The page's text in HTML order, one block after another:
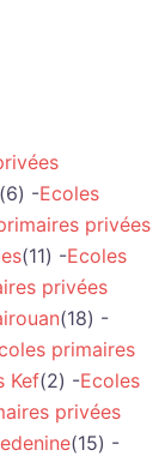
(6) -Ecoles
privées
(11) -Ecoles
privées
(18) -
primaires
Kef(2) -Ecoles
privées
(15) -